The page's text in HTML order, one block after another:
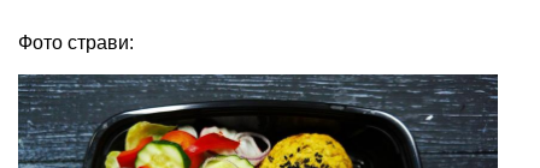
Фото страви: